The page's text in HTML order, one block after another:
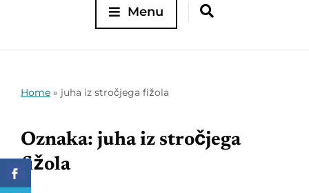
Menu
Home » juha iz stročjega fižola
Oznaka: juha iz stročjega
fižola